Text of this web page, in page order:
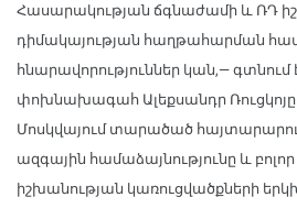
Հասարակության ճգնաժամի և ՌԴ
դիմակայության հաղթահարման
հնարավորություններ կան,—
փոխնախագահ Ալեքսանդր Ռուցկոյը
Մոսկվայում տարածած
ազգային համաձայնությունը և
իշխանության կառուցվածքների